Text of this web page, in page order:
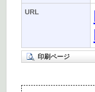
URL
印刷ページ